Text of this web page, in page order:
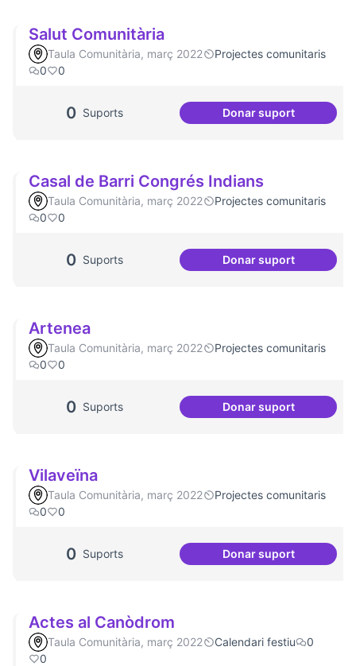
Salut Comunitària
Taula Comunitària, març 2022
Projectes comunitaris
0
0
0 Suports Donar suportSalut Comunitària
Casal de Barri Congrés Indians
Taula Comunitària, març 2022
Projectes comunitaris
0
0
0 Suports Donar suportCasal de Barri
Artenea
Taula Comunitària, març 2022
Projectes comunitaris
0
0
0 Suports Donar suport
Artenea
Vilaveïna
Taula Comunitària, març 2022
Projectes comunitaris
0
0
0 Suports Donar suport
Vilaveïna
Actes al Canòdrom
Taula Comunitària, març 2022 Calendari festiu
0
0